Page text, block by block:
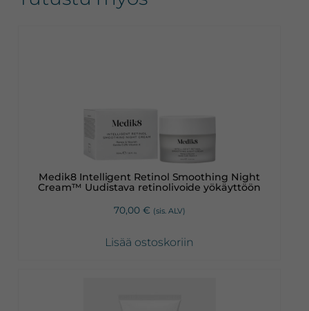
Medik8 Intelligent Retinol Smoothing Night
Cream™ Uudistava retinolivoide yökäyttöön
70,00 € (sis. ALV)
Lisää ostoskoriin